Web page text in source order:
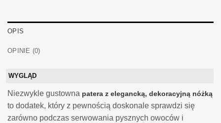
OPIS
OPINIE (0)
WYGLĄD
Niezwykle gustowna patera z elegancką, dekoracyjną nóżką
to dodatek, który z pewnością doskonale sprawdzi się
zarówno podczas serwowania pysznych owoców i